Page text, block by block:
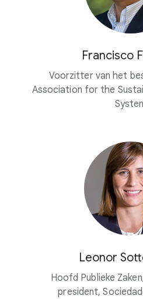
Francisco
Voorzitter van het
Association for the
Leonor
Hoofd Publieke
president,